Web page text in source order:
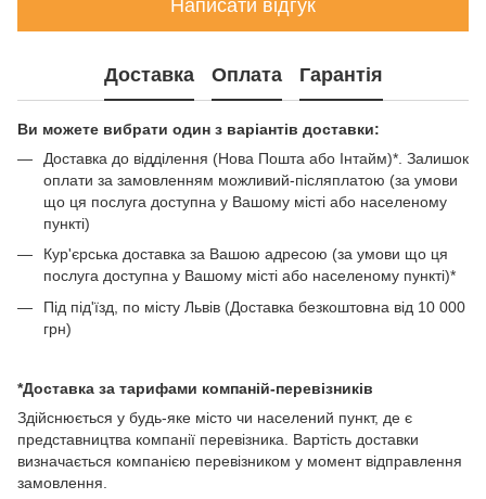
Написати відгук
Доставка Оплата Гарантія
Ви можете вибрати один з варіантів доставки:
Доставка до відділення (Нова Пошта або Інтайм)*. Залишок
оплати за замовленням можливий-післяплатою (за умови
що ця послуга доступна у Вашому місті або населеному
пункті)
Кур'єрська доставка за Вашою адресою (за умови що ця
послуга доступна у Вашому місті або населеному пункті)*
Під під'їзд, по місту Львів (Доставка безкоштовна від 10 000
грн)
*Доставка за тарифами компаній-перевізників
Здійснюється у будь-яке місто чи населений пункт, де є
представництва компанії перевізника. Вартість доставки
визначається компанією перевізником у момент відправлення
замовлення.